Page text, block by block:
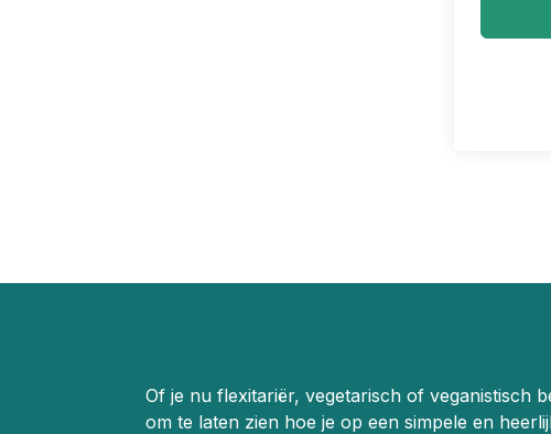
Of je nu flexitariër, vegetarisch of veganistisch
om te laten zien hoe je op een simpele en